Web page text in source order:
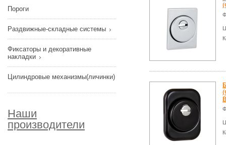
Пороги
Раздвижные-складные системы
Фиксаторы и декоративные
накладки
Цилиндровые механизмы(личинки)
Наши
производители